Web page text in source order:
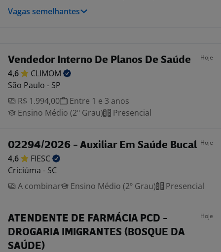
Vagas semelhantes
Vendedor Interno De Planos De Saúde Hoje
4,6
CLIMOM
São Paulo - SP
R$ 1.994,00
Entre 1 e 3 anos
Ensino Médio (2º Grau)
Presencial
02294/2026 - Auxiliar Em Saúde Bucal Hoje
4,6
FIESC
Criciúma - SC
A combinar
Ensino Médio (2º Grau) Presencial
ATENDENTE DE FARMÁCIA PCD -
DROGARIA IMIGRANTES (BOSQUE DA
SAÚDE)
Hoje